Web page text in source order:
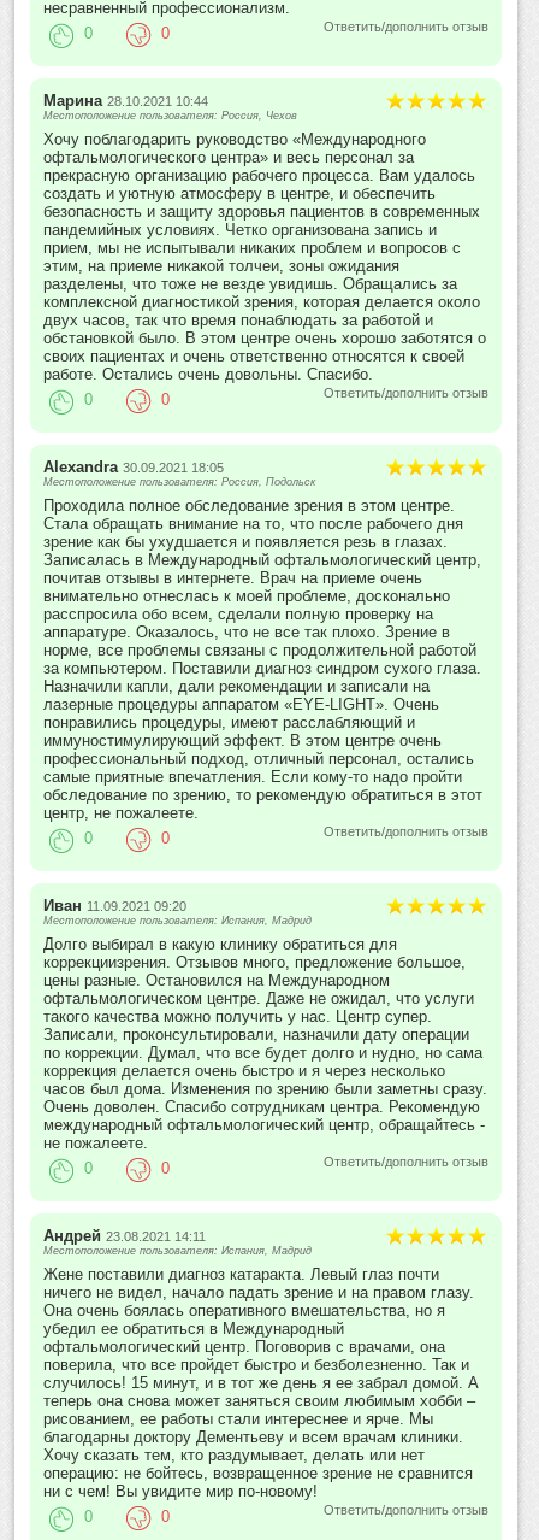
несравненный профессионализм.
Ответить/дополнить отзыв
0 0
Марина 28.10.2021 10:44
Местоположение пользователя: Россия, Чехов
Хочу поблагодарить руководство «Международного
офтальмологического центра» и весь персонал за
прекрасную организацию рабочего процесса. Вам удалось
создать и уютную атмосферу в центре, и обеспечить
безопасность и защиту здоровья пациентов в современных
пандемийных условиях. Четко организована запись и
прием, мы не испытывали никаких проблем и вопросов с
этим, на приеме никакой толчеи, зоны ожидания
разделены, что тоже не везде увидишь. Обращались за
комплексной диагностикой зрения, которая делается около
двух часов, так что время понаблюдать за работой и
обстановкой было. В этом центре очень хорошо заботятся о
своих пациентах и очень ответственно относятся к своей
работе. Остались очень довольны. Спасибо.
Ответить/дополнить отзыв
0 0
Аlexandra 30.09.2021 18:05
Местоположение пользователя: Россия, Подольск
Проходила полное обследование зрения в этом центре.
Стала обращать внимание на то, что после рабочего дня
зрение как бы ухудшается и появляется резь в глазах.
Записалась в Международный офтальмологический центр,
почитав отзывы в интернете. Врач на приеме очень
внимательно отнеслась к моей проблеме, досконально
расспросила обо всем, сделали полную проверку на
аппаратуре. Оказалось, что не все так плохо. Зрение в
норме, все проблемы связаны с продолжительной работой
за компьютером. Поставили диагноз синдром сухого глаза.
Назначили капли, дали рекомендации и записали на
лазерные процедуры аппаратом «EYE-LIGHT». Очень
понравились процедуры, имеют расслабляющий и
иммуностимулирующий эффект. В этом центре очень
профессиональный подход, отличный персонал, остались
самые приятные впечатления. Если кому-то надо пройти
обследование по зрению, то рекомендую обратиться в этот
центр, не пожалеете.
Ответить/дополнить отзыв
0 0
Иван 11.09.2021 09:20
Местоположение пользователя: Испания, Мадрид
Долго выбирал в какую клинику обратиться для
коррекциизрения. Отзывов много, предложение большое,
цены разные. Остановился на Международном
офтальмологическом центре. Даже не ожидал, что услуги
такого качества можно получить у нас. Центр супер.
Записали, проконсультировали, назначили дату операции
по коррекции. Думал, что все будет долго и нудно, но сама
коррекция делается очень быстро и я через несколько
часов был дома. Изменения по зрению были заметны сразу.
Очень доволен. Спасибо сотрудникам центра. Рекомендую
международный офтальмологический центр, обращайтесь -
не пожалеете.
Ответить/дополнить отзыв
0 0
Андрей 23.08.2021 14:11
Местоположение пользователя: Испания, Мадрид
Жене поставили диагноз катаракта. Левый глаз почти
ничего не видел, начало падать зрение и на правом глазу.
Она очень боялась оперативного вмешательства, но я
убедил ее обратиться в Международный
офтальмологический центр. Поговорив с врачами, она
поверила, что все пройдет быстро и безболезненно. Так и
случилось! 15 минут, и в тот же день я ее забрал домой. А
теперь она снова может заняться своим любимым хобби –
рисованием, ее работы стали интереснее и ярче. Мы
благодарны доктору Дементьеву и всем врачам клиники.
Хочу сказать тем, кто раздумывает, делать или нет
операцию: не бойтесь, возвращенное зрение не сравнится
ни с чем! Вы увидите мир по-новому!
Ответить/дополнить отзыв
0 0